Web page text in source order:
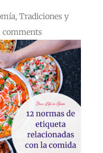
, Tradiciones y
comments